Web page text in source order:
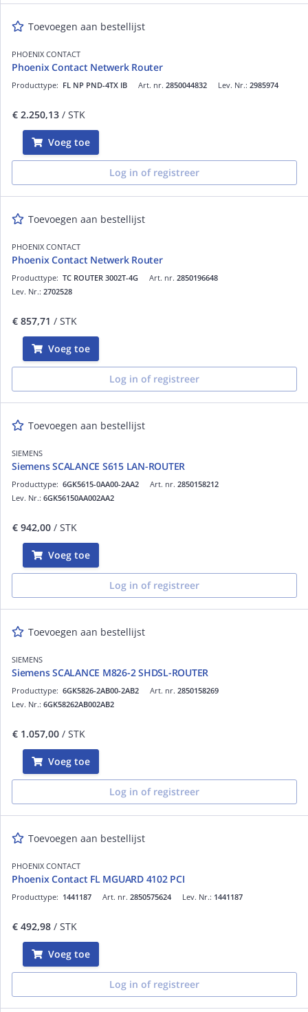
Toevoegen aan bestellijst
PHOENIX CONTACT
Phoenix Contact Netwerk Router
Art. nr. 2850044832
Producttype: FL NP PND-4TX IB Lev. Nr.: 2985974
€ 2.250,13 / STK
Voeg toe
Log in of registreer
Toevoegen aan bestellijst
PHOENIX CONTACT
Phoenix Contact Netwerk Router
Art. nr. 2850196648
Producttype: TC ROUTER 3002T-4G
Lev. Nr.: 2702528
€ 857,71 / STK
Voeg toe
Log in of registreer
Toevoegen aan bestellijst
SIEMENS
Siemens SCALANCE S615 LAN-ROUTER
Art. nr. 2850158212
Producttype: 6GK5615-0AA00-2AA2
Lev. Nr.: 6GK56150AA002AA2
€ 942,00 / STK
Voeg toe
Log in of registreer
Toevoegen aan bestellijst
SIEMENS
Siemens SCALANCE M826-2 SHDSL-ROUTER
Art. nr. 2850158269
Producttype: 6GK5826-2AB00-2AB2
Lev. Nr.: 6GK58262AB002AB2
€ 1.057,00 / STK
Voeg toe
Log in of registreer
Toevoegen aan bestellijst
PHOENIX CONTACT
Phoenix Contact FL MGUARD 4102 PCI
Art. nr. 2850575624
Producttype: 1441187 Lev. Nr.: 1441187
€ 492,98 / STK
Voeg toe
Log in of registreer